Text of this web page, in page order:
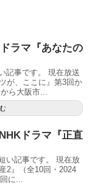
ラマ『あなたの
記事です。 現在放送
が、ここに』第3回か
ら大阪市...
ドラマ『正直
い記事です。 現在放
2』（全10回・2024
に...